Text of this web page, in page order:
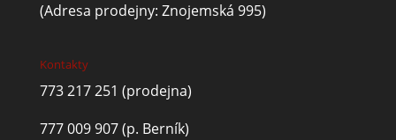
(Adresa prodejny: Znojemská 995)
Kontakty
773 217 251 (prodejna)
777 009 907(p. Berník)